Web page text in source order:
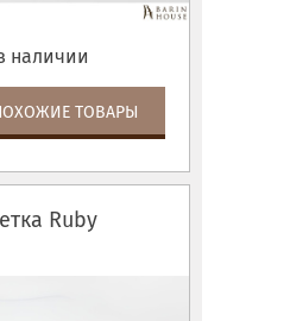
наличии
ТОВАРЫ
Ruby